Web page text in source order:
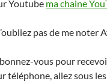
Youtube ma chaine
pas de me noter
vous pour
téléphone, allez sous